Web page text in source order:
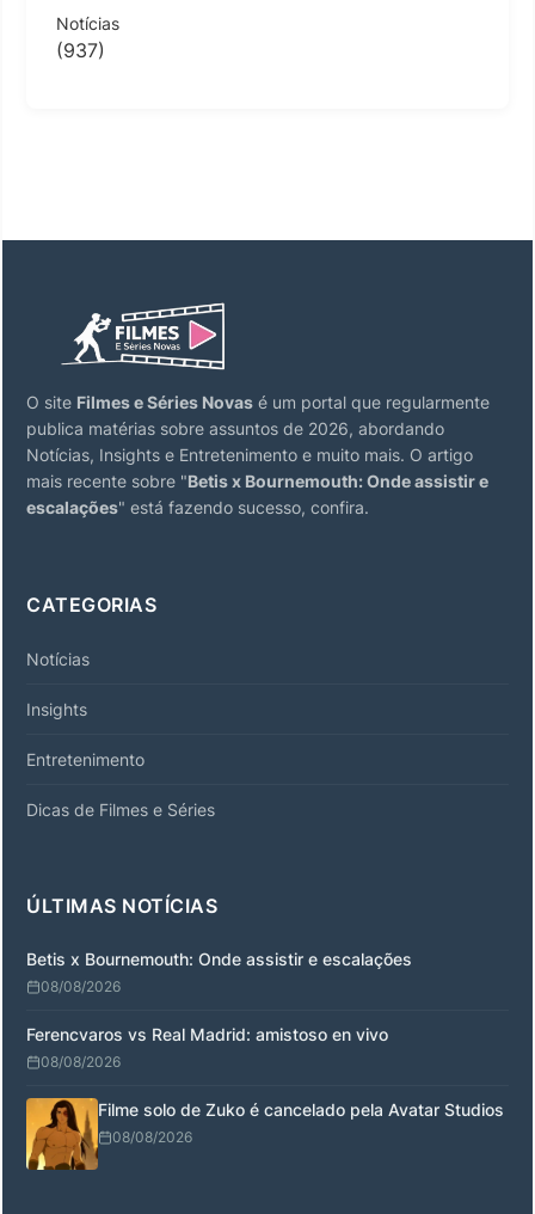
Notícias
(937)
O site Filmes e Séries Novas é um portal que regularmente
publica matérias sobre assuntos de 2026, abordando
Notícias, Insights e Entretenimento e muito mais. O artigo
mais recente sobre "Betis x Bournemouth: Onde assistir e
escalações" está fazendo sucesso, confira.
CATEGORIAS
Notícias
Insights
Entretenimento
Dicas de Filmes e Séries
ÚLTIMAS NOTÍCIAS
Betis x Bournemouth: Onde assistir e escalações
08/08/2026
Ferencvaros vs Real Madrid: amistoso en vivo
08/08/2026
Filme solo de Zuko é cancelado pela Avatar Studios
08/08/2026